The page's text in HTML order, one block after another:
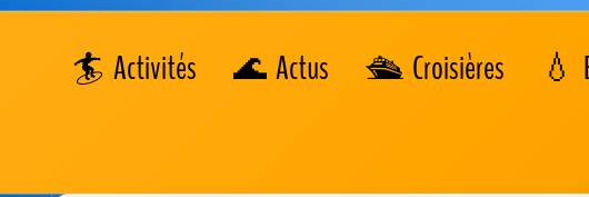
Activités Actus Croisières